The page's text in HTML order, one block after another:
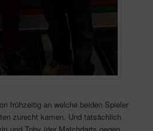
frühzeitig an welche beiden Spieler
zurecht kamen. Und tatsächlich